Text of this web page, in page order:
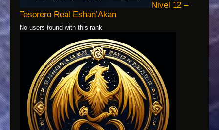
Nivel 12 –
Tesorero Real Eshan’Akan
No users found with this rank